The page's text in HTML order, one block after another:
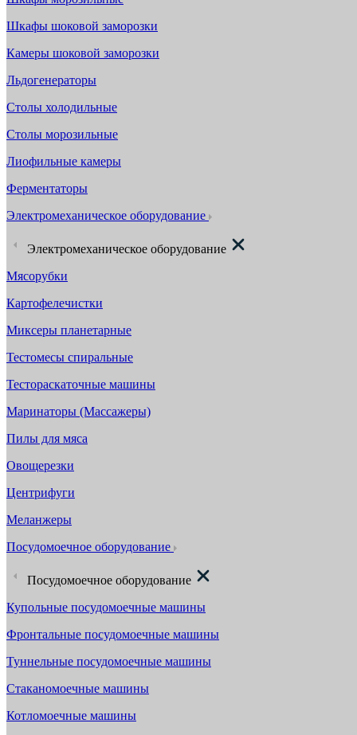
Шкафы шоковой заморозки
Камеры шоковой заморозки
Льдогенераторы
Столы холодильные
Столы морозильные
Лиофильные камеры
Ферментаторы
Электромеханическое оборудование
Электромеханическое оборудование
Мясорубки
Картофелечистки
Миксеры планетарные
Тестомесы спиральные
Тестораскаточные машины
Маринаторы (Массажеры)
Пилы для мяса
Овощерезки
Центрифуги
Меланжеры
Посудомоечное оборудование
Посудомоечное оборудование
Купольные посудомоечные машины
Фронтальные посудомоечные машины
Туннельные посудомоечные машины
Стаканомоечные машины
Котломоечные машины